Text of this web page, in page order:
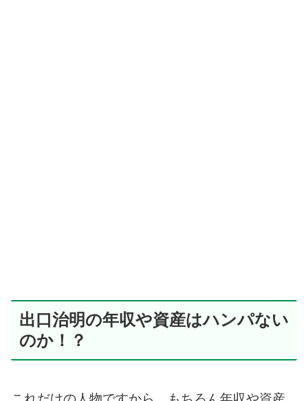
出口治明の年収や資産はハンパない
のか！？